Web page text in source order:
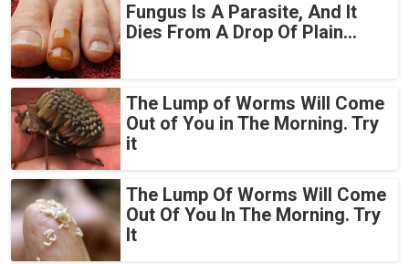
Fungus Is A Parasite, And It
Dies From A Drop Of Plain...
The Lump of Worms Will Come
Out of You in The Morning. Try
it
The Lump Of Worms Will Come
Out Of You In The Morning. Try
It